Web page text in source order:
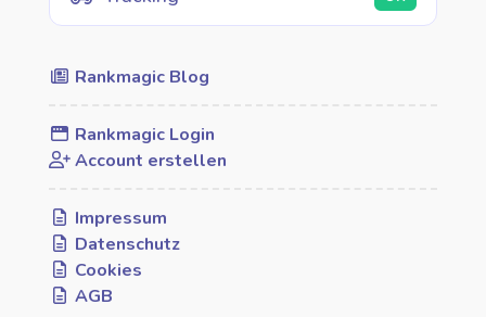
Rankmagic Blog
Rankmagic Login
Account erstellen
Impressum
Datenschutz
Cookies
AGB